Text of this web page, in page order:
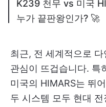
K239 천무 vs 미국
누가 끝판왕인가? 🚀
최근, 전 세계적으로
관심이 뜨겁습니다. 특
미국의 HIMARS는 뛰
두 시스템 모두 현대